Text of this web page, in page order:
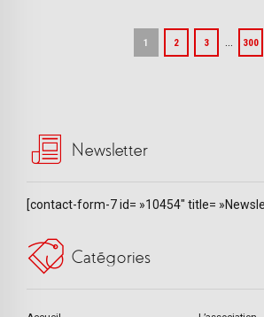
1 2 3 … 300
Newsletter
[contact-form-7 id= »10454″ title=
Catégories